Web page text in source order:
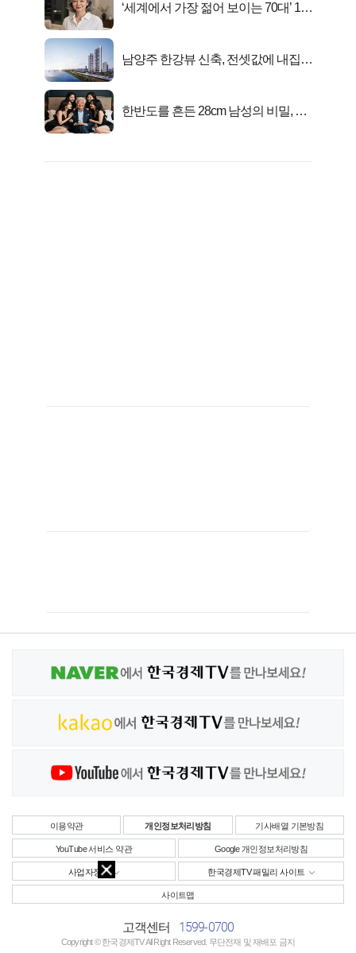
‘세계에서 가장 젊어 보이는 70대’ 1위
남양주 한강뷰 신축, 전셋값에 내집마
한반도를 흔든 28cm 남성의 비밀, 매
이용약관 개인정보처리방침 기사배열 기본방침
YouTube 서비스 약관 Google 개인정보처리방침
사업자정보 한국경제TV 패밀리 사이트
사이트맵
고객센터 1599-0700
Copyright © 한국경제TV All Right Reserved. 무단전재 및 재배포 금지